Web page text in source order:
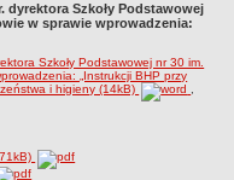
dyrektora Szkoły Podstawowej
w sprawie wprowadzenia:
Szkoły Podstawowej nr 30 im.
„Instrukcji BHP przy
i higieny (14kB)
,